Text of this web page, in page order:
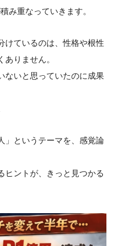
み重なっていきます。
けているのは、性格や根性
ありません。
ないと思っていたのに成果
」というテーマを、感覚論
ヒントが、きっと見つかる